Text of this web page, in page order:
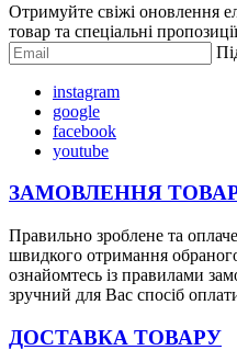
Отримуйте свіжі оновлення
товар та спеціальні
instagram
google
facebook
youtube
ЗАМОВЛЕННЯ
Правильно зроблене та
швидкого отримання
ознайомтесь із правилами
зручний для Вас спосіб
ДОСТАВКА ТОВАРУ